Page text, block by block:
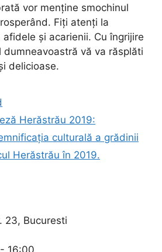
vor menține smochinul
Fiți atenți la
și acarienii. Cu îngrijire
dumneavoastră vă va răsplăti
delicioase.
Herăstrău 2019:
culturală a grădinii
Herăstrău în 2019.
23, Bucuresti
16:00